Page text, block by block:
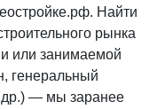
Найти
рынка
или занимаемой
генеральный
др.) — мы заранее